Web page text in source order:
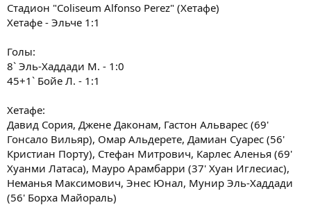
Стадион "Coliseum Alfonso Perez" (Хетафе)
Хетафе - Эльче 1:1
Голы:
8` Эль-Хаддади М. - 1:0
45+1` Бойе Л. - 1:1
Хетафе:
Давид Сория, Джене Даконам, Гастон Альварес (69'
Гонсало Вильяр), Омар Альдерете, Дамиан Суарес (56'
Кристиан Порту), Стефан Митрович, Карлес Аленья (69'
Хуанми Латаса), Мауро Арамбарри (37' Хуан Иглесиас),
Неманья Максимович, Энес Юнал, Мунир Эль-Хаддади
(56' Борха Майораль)